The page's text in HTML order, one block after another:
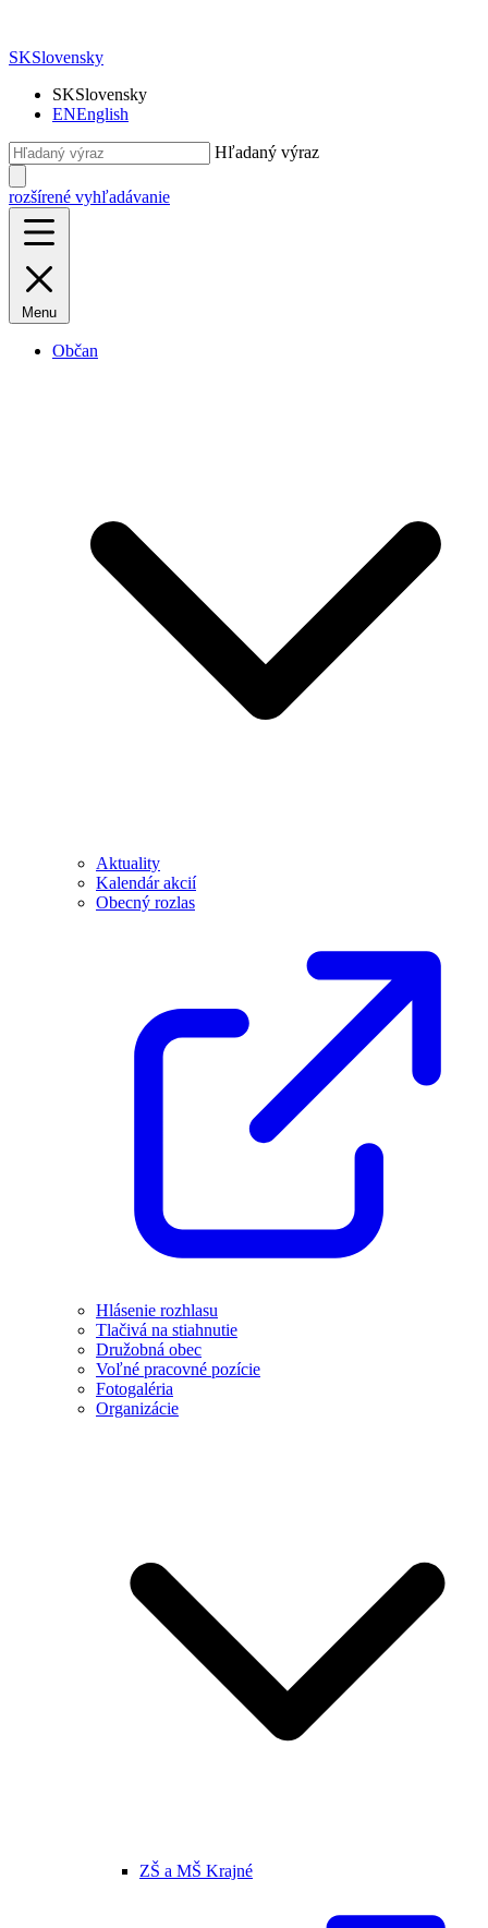
SKSlovensky
SKSlovensky
ENEnglish
Hľadaný výraz
rozšírené vyhľadávanie
Menu
Občan
Aktuality
Kalendár akcií
Obecný rozlas
Hlásenie rozhlasu
Tlačivá na stiahnutie
Družobná obec
Voľné pracovné pozície
Fotogaléria
Organizácie
ZŠ a MŠ Krajné